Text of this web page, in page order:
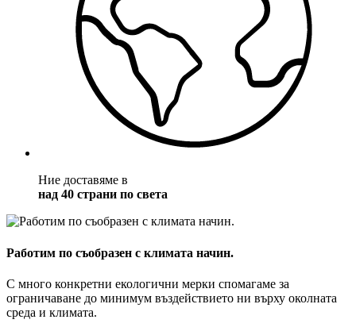
Ние доставяме в
над 40 страни по света
Работим по съобразен с климата начин.
С много конкретни екологични мерки спомагаме за
ограничаване до минимум въздействието ни върху околната
среда и климата.